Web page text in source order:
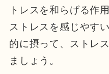
トレスを和らげる作
ストレスを感じやす
的に摂って、ストレ
ましょう。